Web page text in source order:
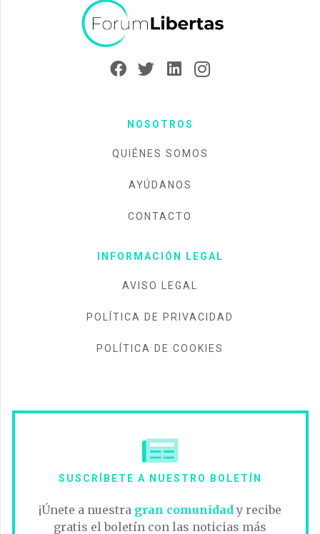
NOSOTROS
QUIÉNES SOMOS
AYÚDANOS
CONTACTO
INFORMACIÓN LEGAL
AVISO LEGAL
POLÍTICA DE PRIVACIDAD
POLÍTICA DE COOKIES
SUSCRÍBETE A NUESTRO BOLETÍN
¡Únete a nuestra gran comunidady recibe
gratis el boletín con las noticias más